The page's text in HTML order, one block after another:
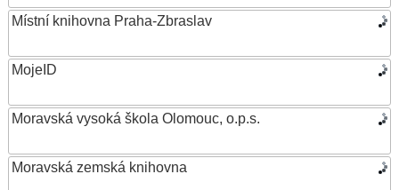
Místní knihovna Praha-Zbraslav
MojeID
Moravská vysoká škola Olomouc, o.p.s.
Moravská zemská knihovna